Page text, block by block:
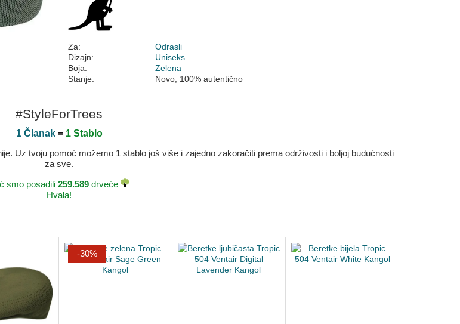
Za:
Odrasli
Dizajn:
Uniseks
Boja:
Zelena
Stanje:
Novo; 100% autentično
#StyleForTrees
1 Članak= 1 Stablo
Uz tvoju pomoć možemo 1 stablo još više i zajedno zakoračiti prema održivosti i boljoj budućnosti
za sve.
smo posadili 259.589drveće
Hvala!
-30%